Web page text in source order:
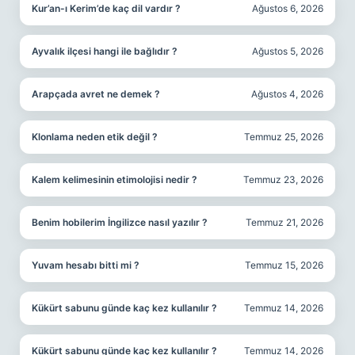
Kur’an-ı Kerim’de kaç dil vardır ? Ağustos 6, 2026
Ayvalık ilçesi hangi ile bağlıdır ? Ağustos 5, 2026
Arapçada avret ne demek ? Ağustos 4, 2026
Klonlama neden etik değil ? Temmuz 25, 2026
Kalem kelimesinin etimolojisi nedir ? Temmuz 23, 2026
Benim hobilerim İngilizce nasıl yazılır ? Temmuz 21, 2026
Yuvam hesabı bitti mi ? Temmuz 15, 2026
Kükürt sabunu günde kaç kez kullanılır ? Temmuz 14, 2026
Kükürt sabunu günde kaç kez kullanılır ? Temmuz 14, 2026